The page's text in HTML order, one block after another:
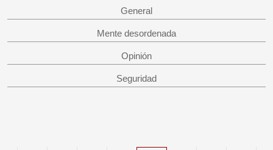
General
Mente desordenada
Opinión
Seguridad